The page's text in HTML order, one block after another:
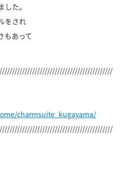
た。
をされ
もあって
charmsuite_kugayama/